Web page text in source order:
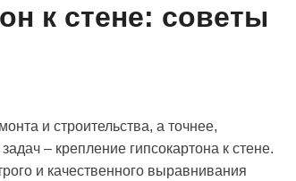
к стене: советы
и строительства, а точнее,
– крепление гипсокартона к стене.
и качественного выравнивания